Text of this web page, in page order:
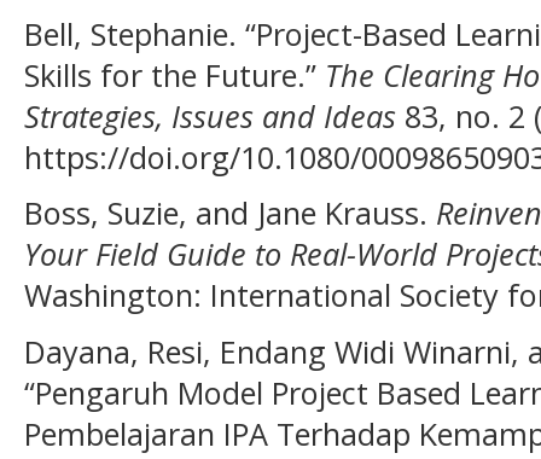
Bell, Stephanie. “Project-Based
Skills for the Future.” The Clearing
Strategies, Issues and Ideas 83, no. 2
https://doi.org/10.1080/
Boss, Suzie, and Jane Krauss.
Your Field Guide to Real-World
Washington: International Society
Dayana, Resi, Endang Widi Winarni,
“Pengaruh Model Project Based
Pembelajaran IPA Terhadap